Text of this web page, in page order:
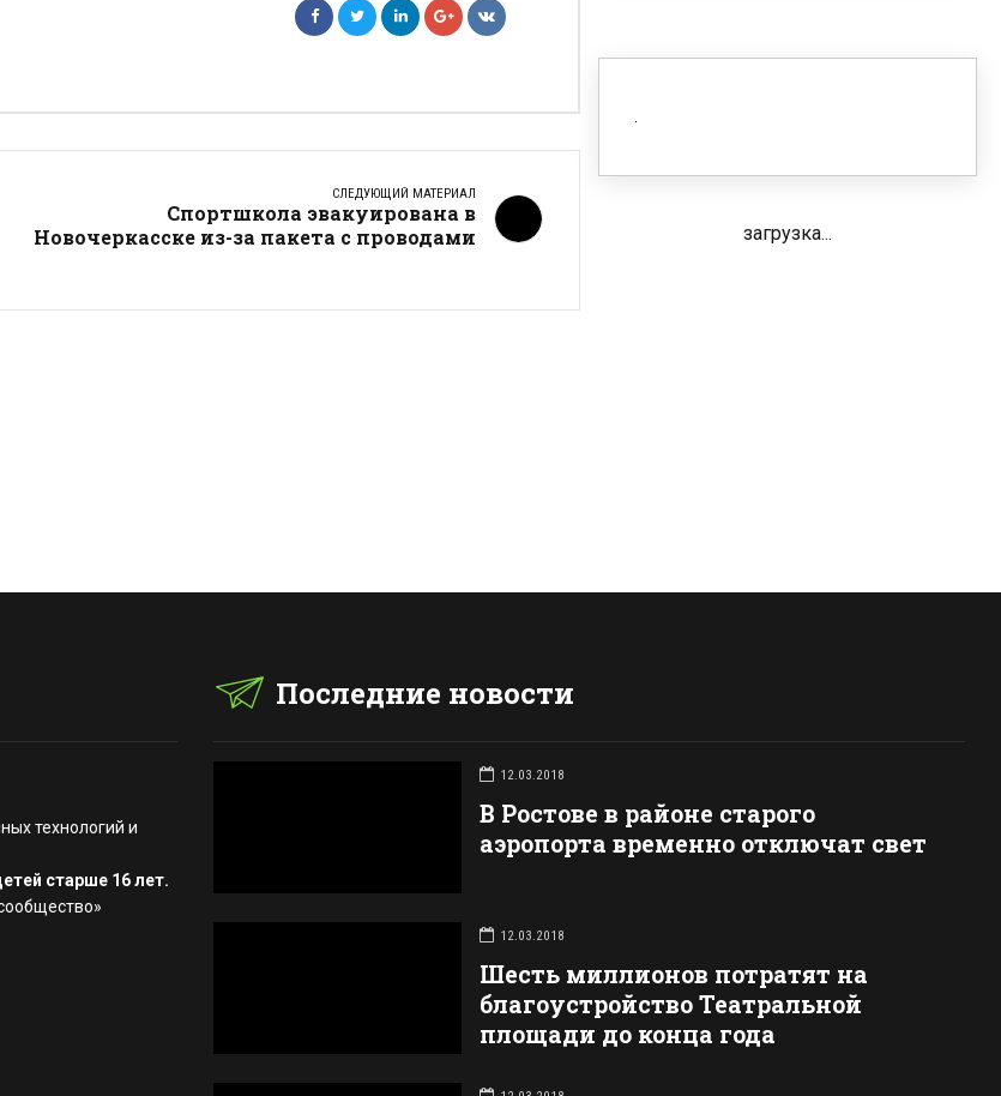
СЛЕДУЮЩИЙ МАТЕРИАЛ
Спортшкола эвакуирована в
Новочеркасске из-за пакета с проводами
загрузка...
технологий и
старше 16 лет.
Последние новости
12.03.2018
В Ростове в районе старого
аэропорта временно отключат свет
12.03.2018
Шесть миллионов потратят на
благоустройство Театральной
площади до конца года